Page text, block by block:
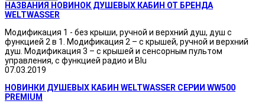
НАЗВАНИЯ НОВИНОК ДУШЕВЫХ КАБИН ОТ БРЕНДА
WELTWASSER
Модификация 1 - без крыши, ручной и верхний душ, душ с
функцией 2 в 1. Модификация 2 – с крышей, ручной и верхний
душ. Модификация 3 – с крышей и сенсорным пультом
управления, с функцией радио и Blu
07.03.2019
НОВИНКИ ДУШЕВЫХ КАБИН WELTWASSER СЕРИИ WW500
PREMIUM